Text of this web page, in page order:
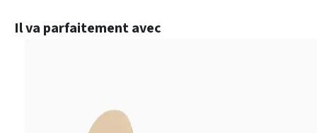
Ignorer la galerie de produits
Il va parfaitement avec